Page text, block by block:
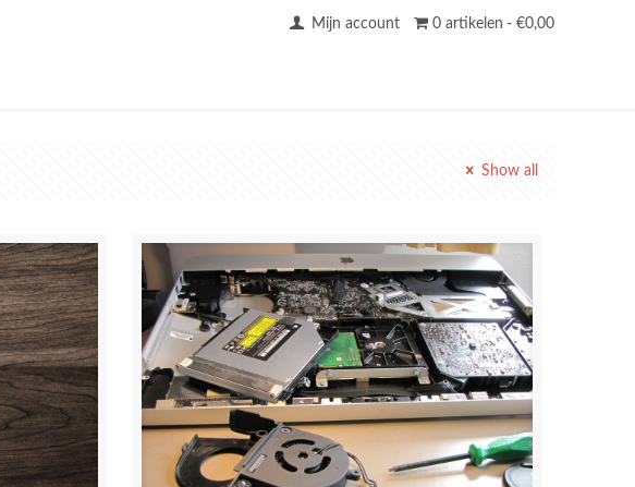
Mijn account 0 artikelen €0,00
Show all